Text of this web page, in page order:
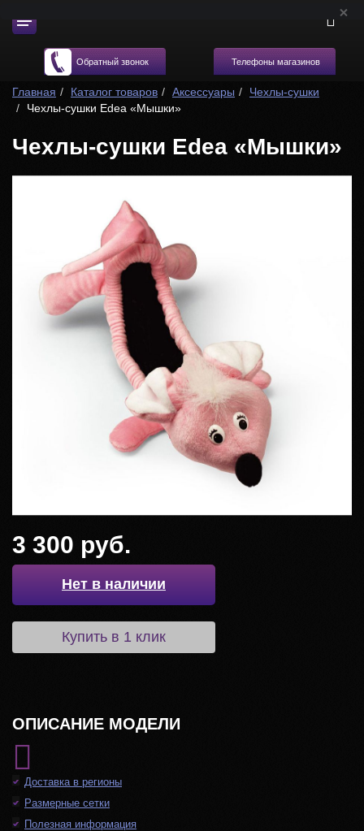
Обратный звонок Телефоны магазинов
Главная Каталог товаров Аксессуары
Чехлы-сушки
Чехлы-сушки Edea «Мышки»
Чехлы-сушки Edea «Мышки»
3 300 руб.
Нет в наличии
Купить в 1 клик
ОПИСАНИЕ МОДЕЛИ
Доставка в регионы
Размерные сетки
Полезная информация